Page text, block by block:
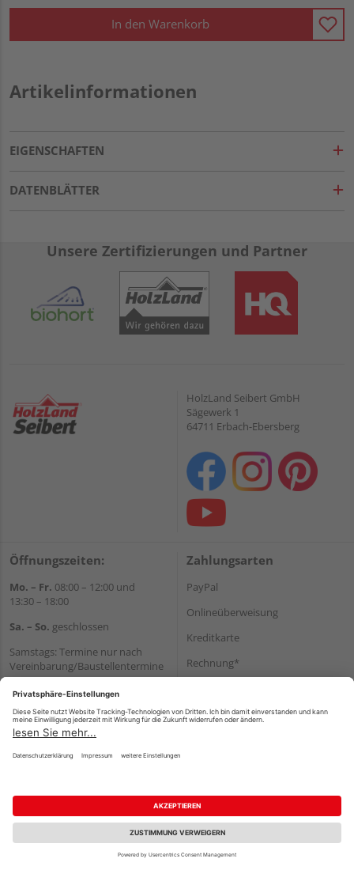
In den Warenkorb
Artikelinformationen
EIGENSCHAFTEN
DATENBLÄTTER
Unsere Zertifizierungen und Partner
HolzLand Seibert GmbH
Sägewerk 1
64711 Erbach-Ebersberg
Öffnungszeiten:
Mo. – Fr. 08:00 – 12:00 und
13:30 – 18:00
Sa. – So. geschlossen
Samstags: Termine nur nach
Vereinbarung/Baustellentermine
Wir helfen Ihnen gerne
weiter
Tel.:+49 6062 956180
E-Mail:shop@holzland-seibert.de
Zahlungsarten
PayPal
Onlineüberweisung
Kreditkarte
Rechnung*
Versand
Impressum AGB Widerruf
Datenschutz
Reservierungsbedingungen
Vertrag widerrufen